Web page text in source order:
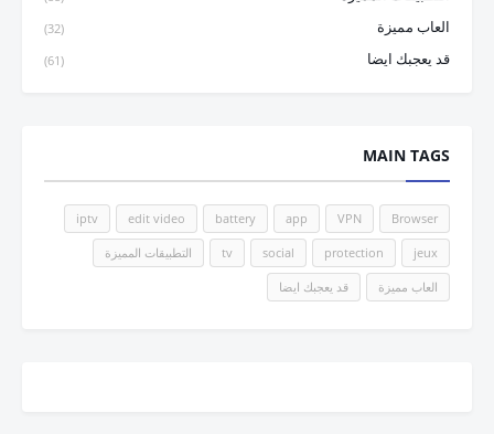
العاب مميزة (32)
قد يعجبك ايضا (61)
MAIN TAGS
Browser
VPN
app
battery
edit video
iptv
jeux
protection
social
tv التطبيقات المميزة
العاب مميزة قد يعجبك ايضا